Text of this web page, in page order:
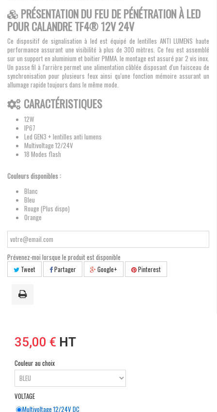
PRÉSENTATION DU FEU DE PÉNÉTRATION À LED
POUR CALANDRE TF4® 12V 24V
Ce dispositif de signalisation à led est équipé de lentilles ANTI LUMENS haute
performance assurant une visibilité à plus de 300 mètres. Ce feu est assemblé
sur un support en aluminium et boitier PMMA. le montage est assuré par 2 vis inox.
Un passe fil à l'arrière permet une alimentation câblée disposant d'un faisceau de
synchronisation pour plusieurs feux ainsi qu'une fonction mémoire assurant un
allumage rapide toujours dans le même mode.
CARACTÉRISTIQUES
12W
IP67
Led GEN3 + lentilles anti lumens
Multivoltage 12/24V
18 Modes flash
Couleurs disponibles :
Blanc
Bleu
Rouge (Plus dispo)
Orange
Prévenez-moi lorsque le produit est disponible
Tweet
Partager Google+ Pinterest
35,00 € HT
Couleur au choix
VOLTAGE
Multivoltage 12/24V DC